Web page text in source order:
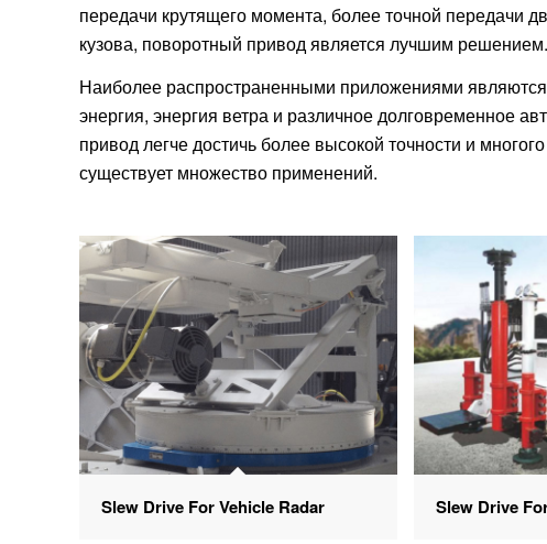
передачи крутящего момента, более точной передачи
кузова, поворотный привод является лучшим решением.
Наиболее распространенными приложениями
энергия, энергия ветра и различное долговременное
привод легче достичь более высокой точности и
существует множество применений.
Slew Drive For Vehicle Radar Slew Drive